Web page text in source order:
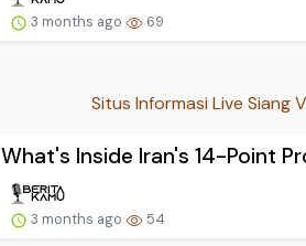
3 months ago 69
Situs Informasi Live Siang
What's Inside Iran's 14-Point
3 months ago 54